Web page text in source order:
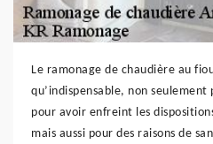
Le ramonage de chaudière au
qu’indispensable, non
pour avoir enfreint les
mais aussi pour des raisons de